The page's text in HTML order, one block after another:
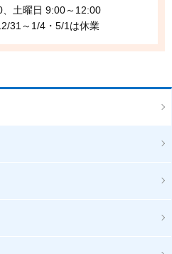
土曜日 9:00～12:00
31～1/4・5/1は休業